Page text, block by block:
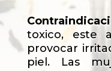
toxico, este
provocar
piel. Las